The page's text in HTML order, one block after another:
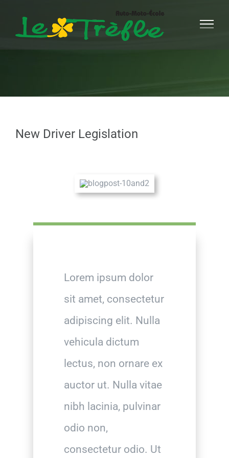
contenu
New Driver Legislation
Lorem ipsum dolor
sit amet, consectetur
adipiscing elit. Nulla
vehicula dictum
lectus, non ornare ex
auctor ut. Nulla vitae
nibh lacinia, pulvinar
odio non,
consectetur odio. Ut